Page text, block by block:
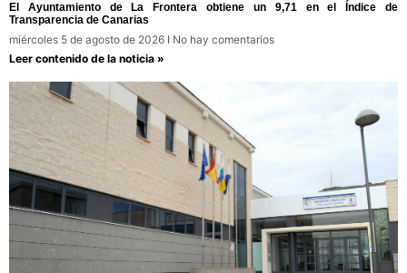
El Ayuntamiento de La Frontera obtiene un 9,71 en el Índice de
Transparencia de Canarias
miércoles 5 de agosto de 2026
No hay comentarios
Leer contenido de la noticia »